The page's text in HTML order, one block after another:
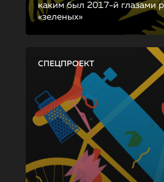
каким был 2017-й глазами
«зеленых»
СПЕЦПРОЕКТ